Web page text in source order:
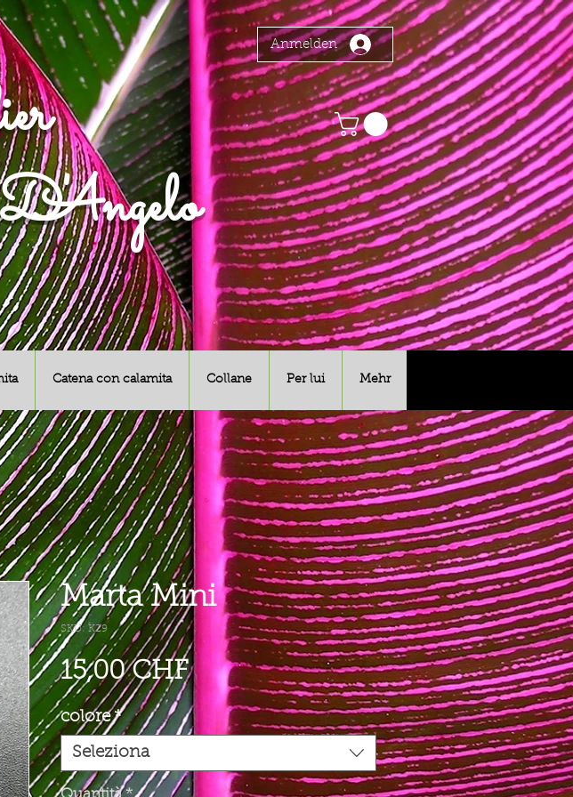
Anmelden
Catena con calamita Collane Per lui Mehr
Marta Mini
SKU: K29
15,00 CHFPrezzo
colore *
Seleziona